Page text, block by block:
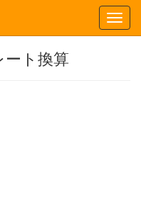
ート換算